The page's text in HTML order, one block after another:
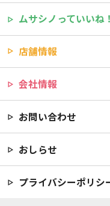
ムサシノっていいね！
店舗情報
会社情報
お問い合わせ
おしらせ
プライバシーポリシ